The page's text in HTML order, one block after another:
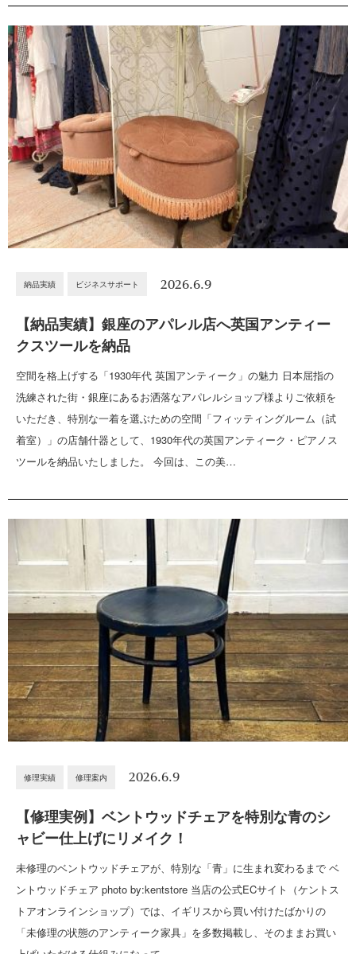
納品実績 ビジネスサポート 2026.6.9
【納品実績】銀座のアパレル店へ英国アンティー
クスツールを納品
空間を格上げする「1930年代 英国アンティーク」の魅力 日本屈指の
洗練された街・銀座にあるお洒落なアパレルショップ様よりご依頼を
いただき、特別な一着を選ぶための空間「フィッティングルーム（試
着室）」の店舗什器として、1930年代の英国アンティーク・ピアノス
ツールを納品いたしました。 今回は、この美…
修理実績 修理案内 2026.6.9
【修理実例】ベントウッドチェアを特別な青のシ
ャビー仕上げにリメイク！
未修理のベントウッドチェアが、特別な「青」に生まれ変わるまで ベ
ントウッドチェア photo by:kentstore 当店の公式ECサイト（ケントス
トアオンラインショップ）では、イギリスから買い付けたばかりの
「未修理の状態のアンティーク家具」を多数掲載し、そのままお買い